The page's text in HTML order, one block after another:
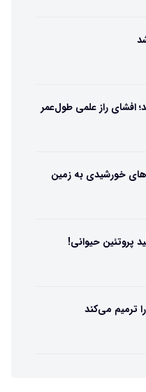
جهان ۱۲۵ ساله شد؛ افشای راز علمی طول‌عمر
خورشیدی به زمین
پروتئین حیوانی!
می‌کند